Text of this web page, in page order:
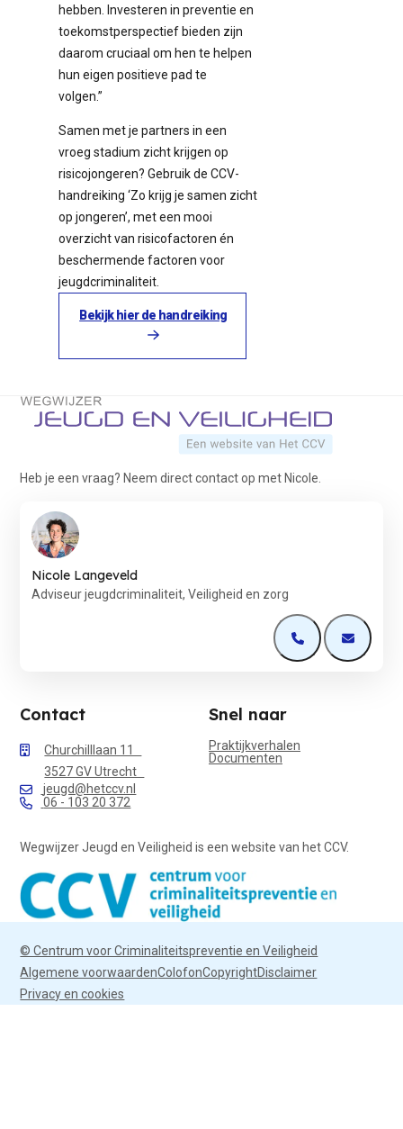
hebben. Investeren in preventie en
toekomstperspectief bieden zijn
daarom cruciaal om hen te helpen
hun eigen positieve pad te
volgen.”
Samen met je partners in een
vroeg stadium zicht krijgen op
risicojongeren? Gebruik de CCV-
handreiking ‘Zo krijg je samen zicht
op jongeren’, met een mooi
overzicht van risicofactoren én
beschermende factoren voor
jeugdcriminaliteit.
Bekijk hier de handreiking
Terug naar de startpagina
Heb je een vraag? Neem direct contact op met Nicole.
Nicole Langeveld
Adviseur jeugdcriminaliteit, Veiligheid en zorg
Open deOpen de
Contact
Churchilllaan 11
3527 GV Utrecht
jeugd@hetccv.nl
06 - 103 20 372
Snel naar
Praktijkverhalen
Documenten
Wegwijzer Jeugd en Veiligheid is een website van het CCV.
© Centrum voor Criminaliteitspreventie en Veiligheid
Algemene voorwaardenColofonCopyrightDisclaimer
Privacy en cookies